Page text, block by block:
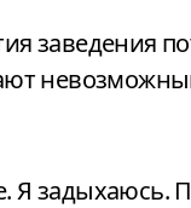
заведения
Я задыхаюсь.